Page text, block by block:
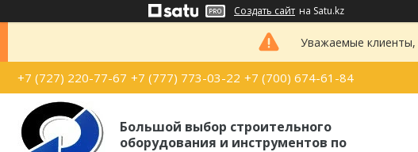
Создать сайт на Satu.kz
Уважаемые клиенты,
+7 (727) 220-77-67 +7 (777) 773-03-22 +7 (700) 674-61-84
Большой выбор строительного
оборудования и инструментов по